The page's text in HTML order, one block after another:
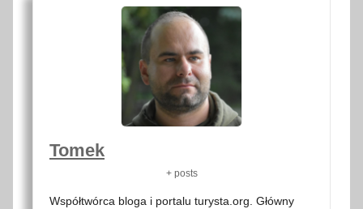
Tomek
+ posts
Współtwórca bloga i portalu turysta.org. Główny